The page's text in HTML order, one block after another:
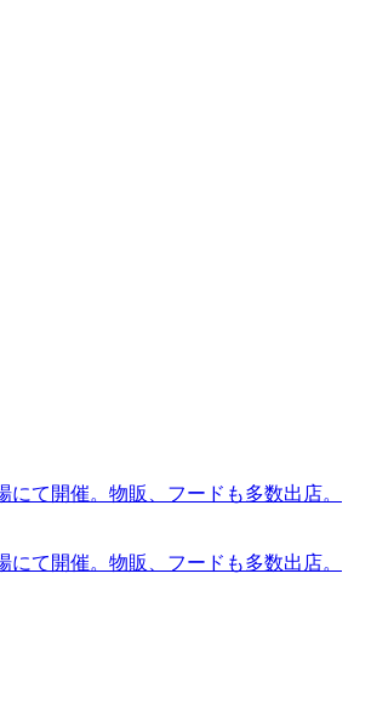
て開催。物販、フードも多数出店。
て開催。物販、フードも多数出店。